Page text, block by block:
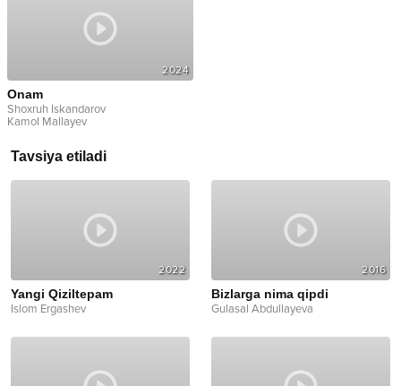
2024
Onam
Shoxruh Iskandarov
Kamol Mallayev
Tavsiya etiladi
2022
Yangi Qiziltepam
Islom Ergashev
2016
Bizlarga nima qipdi
Gulasal Abdullayeva